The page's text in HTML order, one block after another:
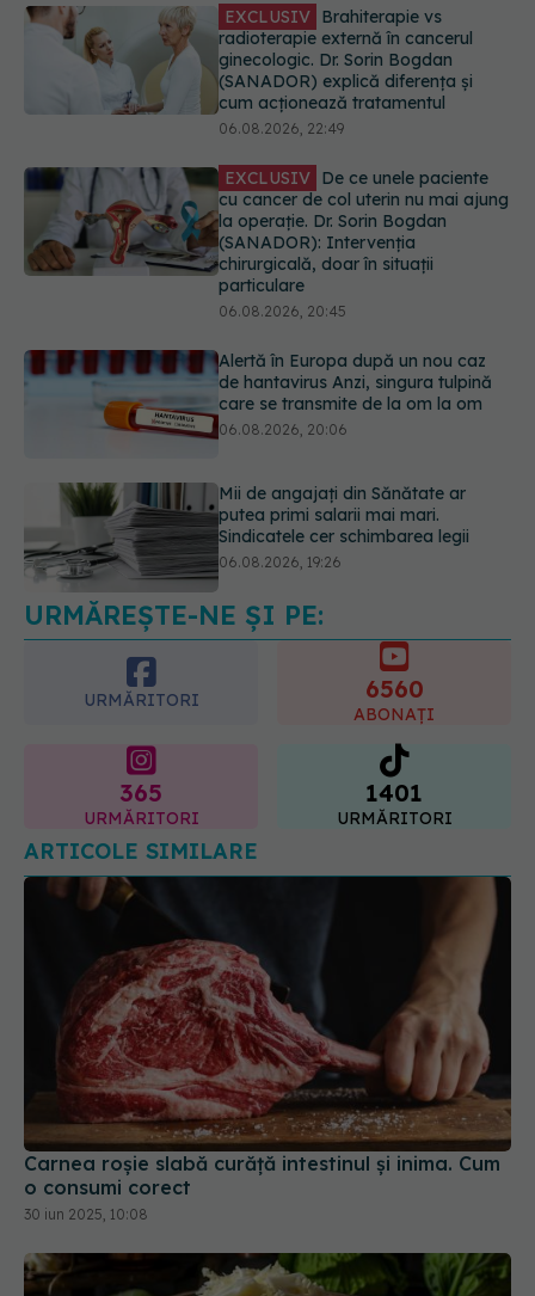
EXCLUSIV Brahiterapie vs
radioterapie externă în cancerul
ginecologic. Dr. Sorin Bogdan
(SANADOR) explică diferența și
cum acționează tratamentul
06.08.2026, 22:49
EXCLUSIV De ce unele paciente
cu cancer de col uterin nu mai ajung
la operație. Dr. Sorin Bogdan
(SANADOR): Intervenția
chirurgicală, doar în situații
particulare
06.08.2026, 20:45
Alertă în Europa după un nou caz
de hantavirus Anzi, singura tulpină
care se transmite de la om la om
06.08.2026, 20:06
Mii de angajați din Sănătate ar
putea primi salarii mai mari.
Sindicatele cer schimbarea legii
06.08.2026, 19:26
Alergia la ambrozie: 4 lucruri
esențiale despre simptome,
prevenție și tratament, explicate de
dr. Tudor Ciuhodaru
URMĂREȘTE-NE ȘI PE:
URMĂRITORI 6560
ABONAȚI
365
URMĂRITORI
1401
URMĂRITORI
ARTICOLE SIMILARE
Carnea roșie slabă curăță intestinul și inima. Cum
o consumi corect
30 iun 2025, 10:08